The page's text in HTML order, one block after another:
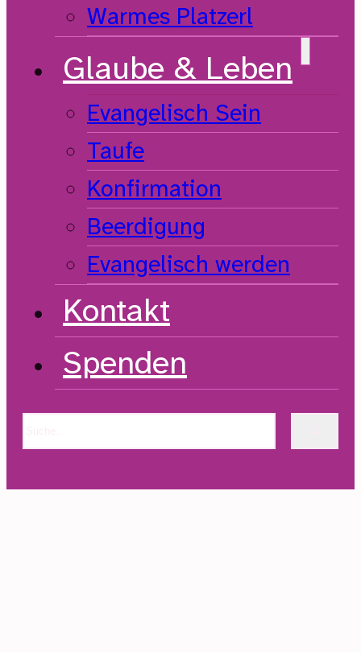
Warmes Platzerl
Glaube & Leben
Evangelisch Sein
Taufe
Konfirmation
Beerdigung
Evangelisch werden
Kontakt
Spenden